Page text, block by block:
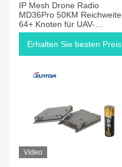
IP Mesh Drone Radio
MD36Pro 50KM Reichweite
64+ Knoten für UAV-
Kommunikation
Erhalten Sie besten Preis
Video